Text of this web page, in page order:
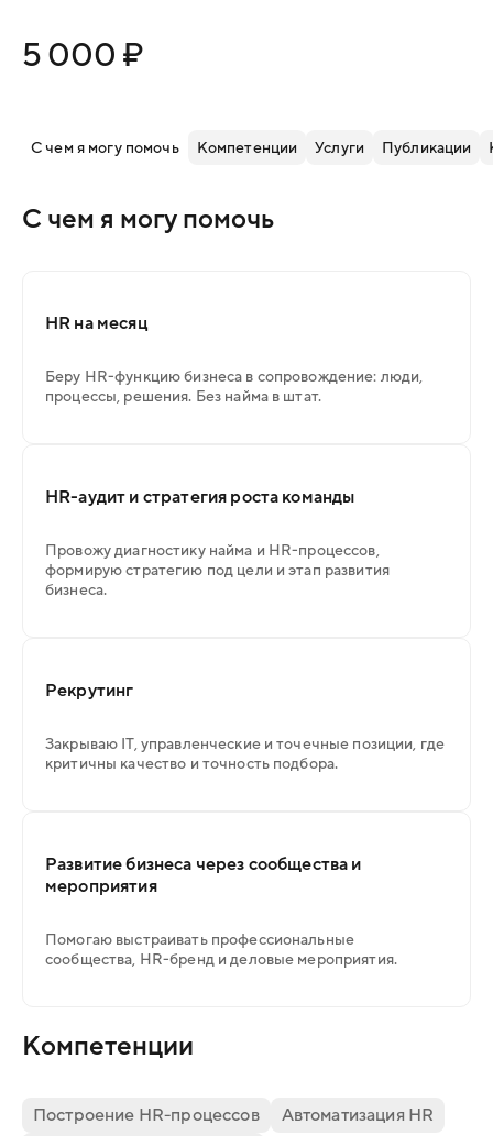
5 000 ₽
С чем я могу помочь Компетенции Услуги Публикации
С чем я могу помочь
HR на месяц
Беру HR-функцию бизнеса в сопровождение: люди,
процессы, решения. Без найма в штат.
HR-аудит и стратегия роста команды
Провожу диагностику найма и HR-процессов,
формирую стратегию под цели и этап развития
бизнеса.
Рекрутинг
Закрываю IT, управленческие и точечные позиции, где
критичны качество и точность подбора.
Развитие бизнеса через сообщества и
мероприятия
Помогаю выстраивать профессиональные
сообщества, HR-бренд и деловые мероприятия.
Компетенции
Построение HR-процессов
Автоматизация HR